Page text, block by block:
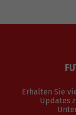
Erhalten Sie
Updates